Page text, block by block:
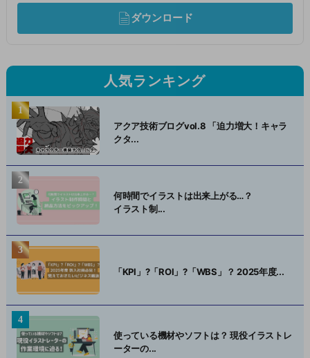
ダウンロード
人気ランキング
アクア技術ブログvol.8 「迫力増大！キャラ
クタ...
何時間でイラストは出来上がる…？
イラスト制...
「KPI」?「ROI」?「WBS」？ 2025年度...
使っている機材やソフトは？ 現役イラストレ
ーターの...